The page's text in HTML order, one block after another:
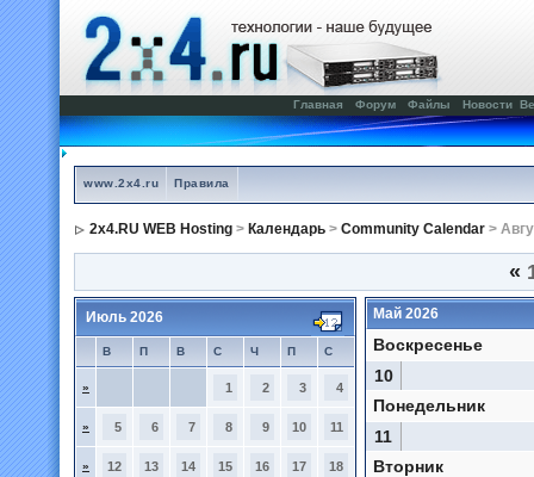
Главная Форум Файлы Новости
www.2x4.ru Правила
2x4.RU WEB Hosting > Календарь > Community Calendar >
«
Июль 2026
В П В С Ч П С
» 1 2 3 4
» 5 6 7 8 9 10 11
» 12 13 14 15 16 17 18
Май 2026
Воскресенье
10
Понедельник
11
Вторник